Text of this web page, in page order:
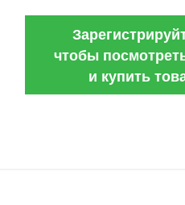
чтобы
и купить